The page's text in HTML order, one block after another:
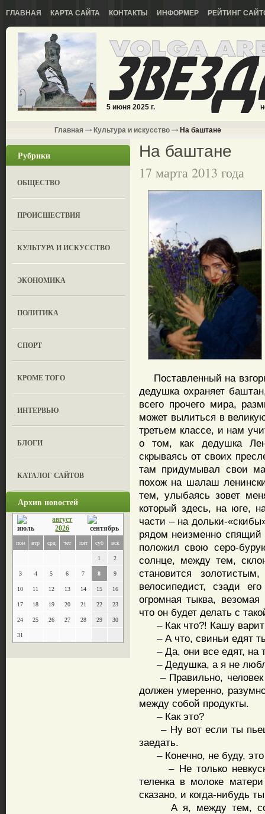
ГЛАВНАЯ КАРТА САЙТА КОНТАКТЫ ИНФОРМЕР РЕЙТИНГ
5 июня 2025 г.
Главная Культура и искусство На баштане
Рубрики
ОБЩЕСТВО
ПРОИСШЕСТВИЯ
КУЛЬТУРА И ИСКУССТВО
ЭКОНОМИКА
ПОЛИТИКА
СПОРТ
КРОМЕ ТОГО
ИНТЕРВЬЮ
БЛОГИ
КАТАЛОГ САЙТОВ
Архив новостей
август
2026
пон втр срд чет пят суб вск
1 2
3 4 5 6 7 8 9
10 11 12 13 14 15 16
17 18 19 20 21 22 23
24 25 26 27 28 29 30
31
На баштане
17 марта 2013 года
Поставленный на
дедушка охраняет
всего прочего мира,
может вылиться в
третьем классе, и нам
о том, как дедушка
скрываясь от своих
там придумывал свои
похож на шалаш
тем, улыбаясь зовет
который здесь, на юге,
части – на дольки-
рядом неизменно
положил свою серо-
солнце, между тем,
становится
велосипедист, сзади
огромная тыква,
что он будет делать с
– Как что?! Кашу
– А что, свиньи едят
– Да, они все едят, на
– Дедушка, а я не
– Правильно, человек
должен умеренно,
между собой продукты.
– Как это?
– Ну вот если ты
заедать.
– Конечно, не буду, это
– Не только
теленка в молоке
сказано, и когда-нибудь
А я, между тем,